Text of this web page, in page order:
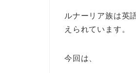
ルナーリア族は英
えられています。
今回は、